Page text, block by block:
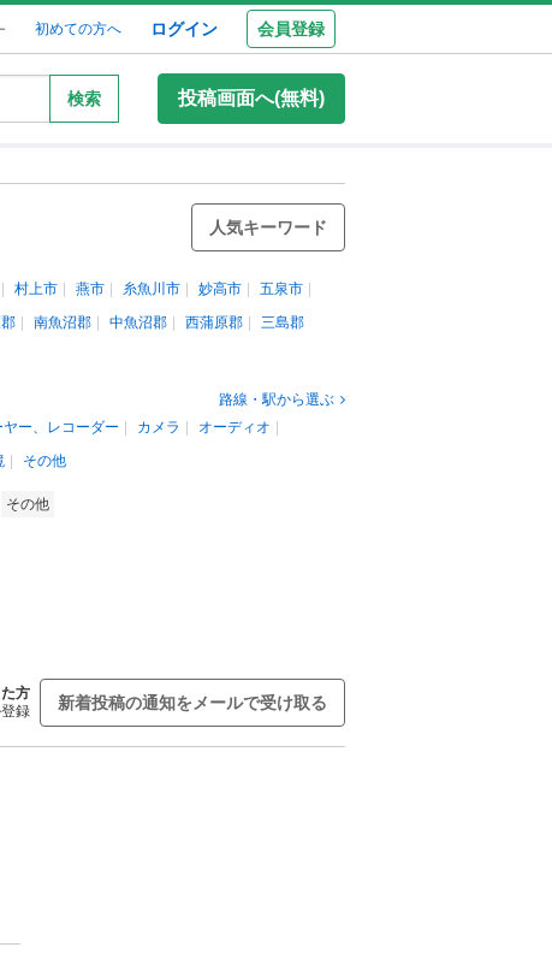
初めての方へ ログイン 会員登録
検索 投稿画面へ(無料)
人気キーワード
村上市 燕市 糸魚川市 妙高市
五泉市
南魚沼郡 中魚沼郡 西蒲原郡 三島郡
路線・駅から選ぶ
ー、レコーダー カメラ
オーディオ
その他
その他
方
録
新着投稿の通知をメールで受け取る